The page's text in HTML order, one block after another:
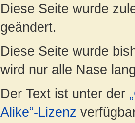
Diese Seite wurde
geändert.
Diese Seite wurde
wird nur alle Nase
Der Text ist unter der
Alike“-Lizenz